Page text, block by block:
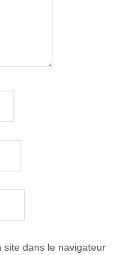
site dans le navigateur